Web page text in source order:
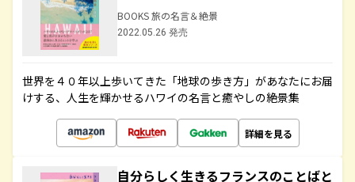
BOOKS 旅の名言＆絶景
2022.05.26 発売
世界を４０年以上歩いてきた「地球の歩き方」があなたにお届
けする、人生を輝かせるハワイの名言と癒やしの絶景集
詳細を見る
自分らしく生きるフランスのことばと